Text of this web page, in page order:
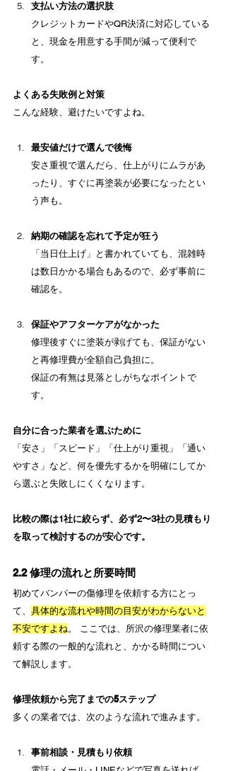
支払い方法の選択肢
クレジットカードやQR決済に対応している
と、現金を用意する手間が減って便利で
す。
よくある失敗例と対策
こんな経験、避けたいですよね。
最安値だけで選んで後悔
安さ重視で選んだら、仕上がりにムラがあ
ったり、すぐに再塗装が必要になったとい
う声も。
納期の確認を忘れて予定が狂う
「当日仕上げ」と書かれていても、混雑時
は数日かかる場合もあるので、必ず事前に
確認を。
保証やアフターケアがなかった
修理後すぐに塗装が剥げても、保証がない
と再修理費が全額自己負担に。
保証の有無は見落としがちなポイントで
す。
自分に合った業者を選ぶために
「安さ」「スピード」「仕上がり重視」「通い
やすさ」など、何を優先するかを明確にしてか
ら選ぶと失敗しにくくなります。
比較の際は1社に絞らず、必ず2〜3社の見積もり
を取って検討するのが安心です。
2.2 修理の流れと所要時間
初めてバンパーの傷修理を依頼する方にとっ
て、 具体的な流れや時間の目安がわからないと
不安ですよね。 ここでは、所沢の修理業者に依
頼する際の一般的な流れと、かかる時間につい
て解説します。
修理依頼から完了までの5ステップ
多くの業者では、次のような流れで進みます。
事前相談・見積もり依頼